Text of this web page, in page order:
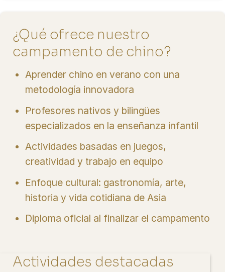
¿Qué ofrece nuestro
campamento de chino?
Aprender chino en verano con una
metodología innovadora
Profesores nativos y bilingües
especializados en la enseñanza infantil
Actividades basadas en juegos,
creatividad y trabajo en equipo
Enfoque cultural: gastronomía, arte,
historia y vida cotidiana de Asia
Diploma oficial al finalizar el campamento
Actividades destacadas